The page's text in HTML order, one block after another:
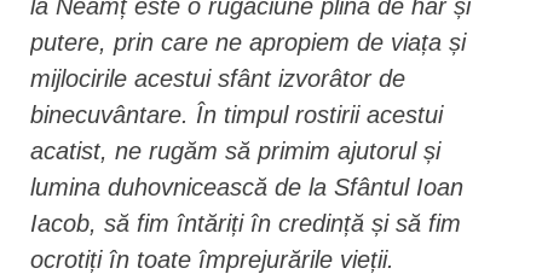
la Neamț este o rugăciune plină de har și
putere, prin care ne apropiem de viața și
mijlocirile acestui sfânt izvorâtor de
binecuvântare. În timpul rostirii acestui
acatist, ne rugăm să primim ajutorul și
lumina duhovnicească de la Sfântul Ioan
Iacob, să fim întăriți în credință și să fim
ocrotiți în toate împrejurările vieții.